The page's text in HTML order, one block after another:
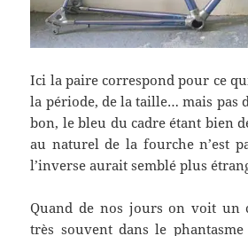
Ici la paire correspond pour ce
la période, de la taille… mais pas
bon, le bleu du cadre étant bien
au naturel de la fourche n’est
l’inverse aurait semblé plus
Quand de nos jours on voit un
très souvent dans le